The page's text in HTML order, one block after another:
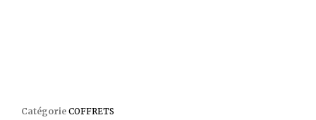
Catégorie COFFRETS